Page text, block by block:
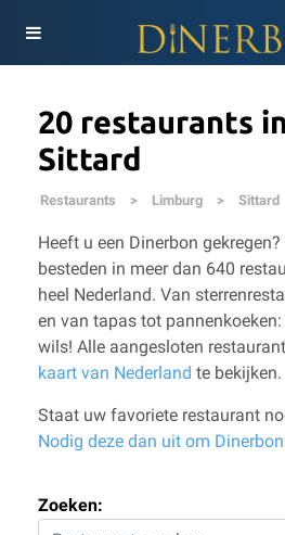
20 restaurants
Sittard
Restaurants > Limburg > Sittard
Heeft u een Dinerbon
besteden in meer dan 640
heel Nederland. Van
en van tapas tot
wils! Alle aangesloten
kaart van Nederland te bekijken.
Staat uw favoriete restaurant
Nodig deze dan uit om
Zoeken: